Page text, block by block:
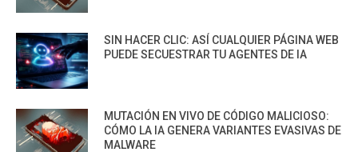
SIN HACER CLIC: ASÍ CUALQUIER PÁGINA WEB
PUEDE SECUESTRAR TU AGENTES DE IA
MUTACIÓN EN VIVO DE CÓDIGO MALICIOSO:
CÓMO LA IA GENERA VARIANTES EVASIVAS DE
MALWARE